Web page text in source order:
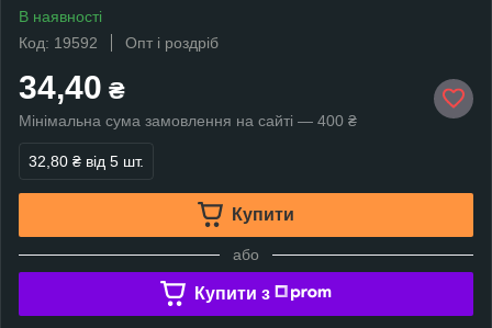
В наявності
Код: 19592
Опт і роздріб
34,40 ₴
Мінімальна сума замовлення на сайті — 400 ₴
32,80 ₴ від 5 шт.
Купити
або
Купити з